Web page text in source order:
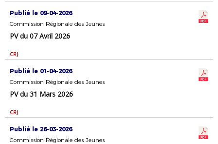
Publié le 09-04-2026
Commission Régionale des Jeunes
PV du 07 Avril 2026
CRJ
Publié le 01-04-2026
Commission Régionale des Jeunes
PV du 31 Mars 2026
CRJ
Publié le 26-03-2026
Commission Régionale des Jeunes